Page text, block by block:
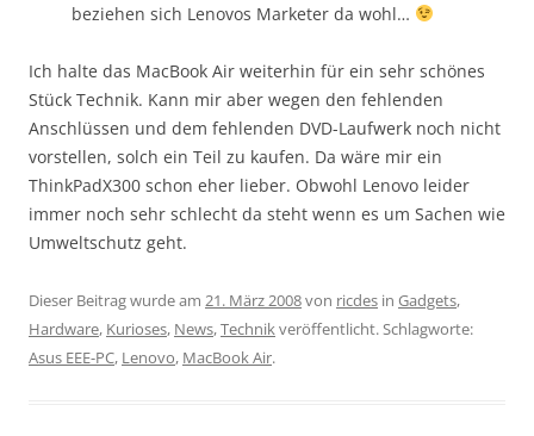
beziehen sich Lenovos Marketer da wohl…
Ich halte das MacBook Air weiterhin für ein sehr schönes
Stück Technik. Kann mir aber wegen den fehlenden
Anschlüssen und dem fehlenden DVD-Laufwerk noch nicht
vorstellen, solch ein Teil zu kaufen. Da wäre mir ein
ThinkPadX300 schon eher lieber. Obwohl Lenovo leider
immer noch sehr schlecht da steht wenn es um Sachen wie
Umweltschutz geht.
Dieser Beitrag wurde am 21. März 2008von ricdes in Gadgets,
Hardware, Kurioses, News,Technikveröffentlicht. Schlagworte:
Asus EEE-PC, Lenovo, MacBook Air.